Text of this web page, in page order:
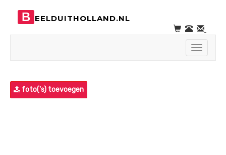
B EELDUITHOLLAND.NL
Toggle
foto('s) toevoegen